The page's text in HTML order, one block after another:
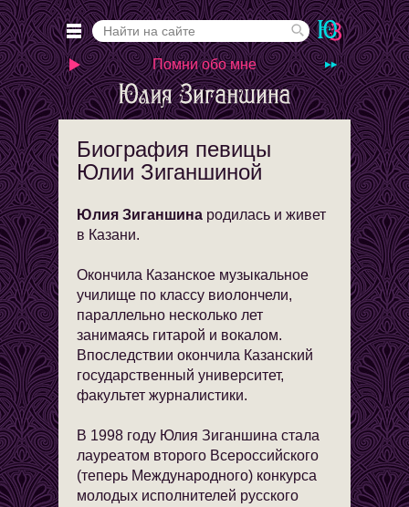
Помни обо мне
Биография певицы
Юлии Зиганшиной
Юлия Зиганшина родилась и живет
в Казани.
Окончила Казанское музыкальное
училище по классу виолончели,
параллельно несколько лет
занимаясь гитарой и вокалом.
Впоследствии окончила Казанский
государственный университет,
факультет журналистики.
В 1998 году Юлия Зиганшина стала
лауреатом второго Всероссийского
(теперь Международного) конкурса
молодых исполнителей русского